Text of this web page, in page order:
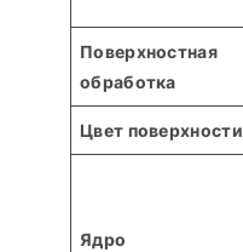
Поверхностная
обработка
Цвет поверхности
Ядро